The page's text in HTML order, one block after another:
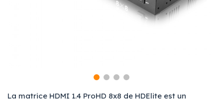
La matrice HDMI 1.4 ProHD 8x8 de HDElite est un